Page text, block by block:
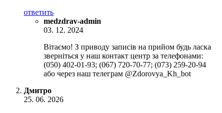
ответить
medzdrav-admin
03. 12. 2024
Вітаємо! З приводу записів на прийом будь ласка
зверніться у наш контакт центр за телефонами:
(050) 402-01-93; (067) 720-70-77; (073) 259-20-94
або через наш телеграм @Zdorovya_Kh_bot
Дмитро
25. 06. 2026